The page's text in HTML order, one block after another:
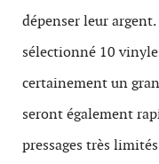
dépenser leur
sélectionné 10
certainement un
seront également
pressages très